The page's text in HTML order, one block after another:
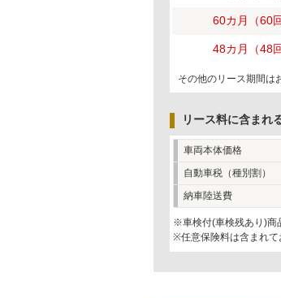
60カ月（60
48カ月（48
その他のリース期間は
リース料に含まれ
車両本体価格
自動車税（種別割）
納車陸送費
※車検付(車検残あり)商
※任意保険料は含まれて